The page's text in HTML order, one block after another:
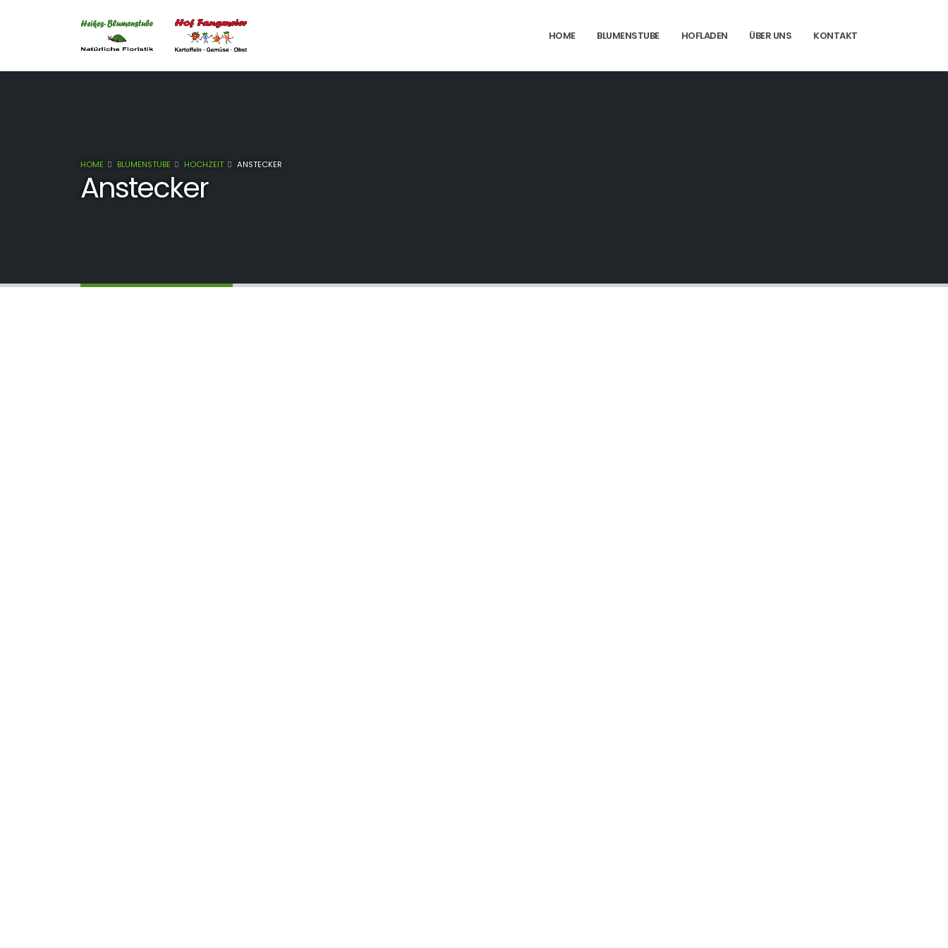
HOME BLUMENSTUBE HOFLADEN ÜBER UNS KONTAKT
HOME BLUMENSTUBE HOCHZEIT ANSTECKER
Anstecker